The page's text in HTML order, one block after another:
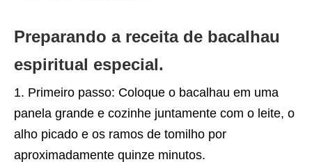
Preparando a receita de bacalhau
espiritual especial.
Primeiro passo: Coloque o bacalhau em uma
panela grande e cozinhe juntamente com o leite, o
alho picado e os ramos de tomilho por
aproximadamente quinze minutos.